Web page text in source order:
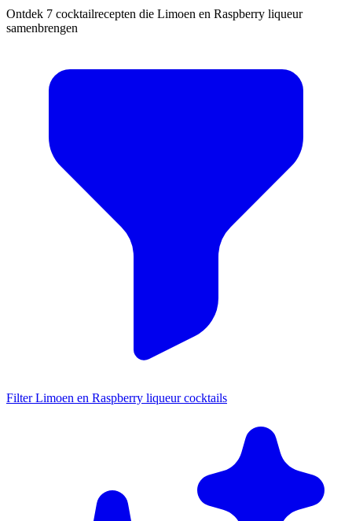
Ontdek 7 cocktailrecepten die Limoen en Raspberry liqueur
samenbrengen
Filter Limoen en Raspberry liqueur cocktails